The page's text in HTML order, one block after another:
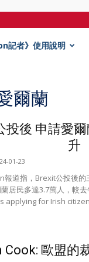
記者》使用說明
爾蘭
投後 申請愛
升
01-23
報道指，Brexit公投後的
居民多達3.7萬人，較
applying for Irish
Cook: 歐盟的